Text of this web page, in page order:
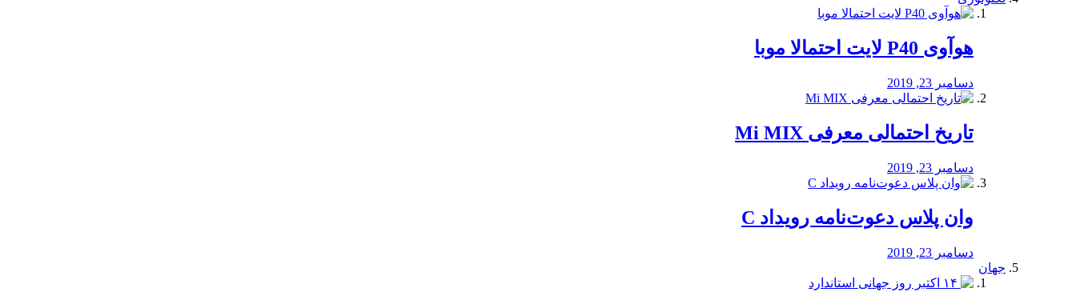
هوآوی P40 لایت احتمالا موبا
دسامبر 23, 2019
تاریخ احتمالی معرفی Mi MIX
دسامبر 23, 2019
وان پلاس دعوت‌نامه رویداد C
دسامبر 23, 2019
جهان